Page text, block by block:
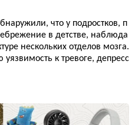
что у подростков, п
в детстве, наблюда
нескольких отделов мозга.
к тревоге, депресс